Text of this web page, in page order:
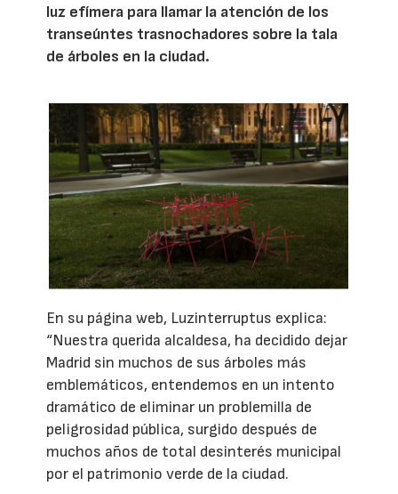
luz efímera para llamar la atención de los
transeúntes trasnochadores sobre la tala
de árboles en la ciudad.
En su página web, Luzinterruptus explica:
“Nuestra querida alcaldesa, ha decidido dejar
Madrid sin muchos de sus árboles más
emblemáticos, entendemos en un intento
dramático de eliminar un problemilla de
peligrosidad pública, surgido después de
muchos años de total desinterés municipal
por el patrimonio verde de la ciudad.